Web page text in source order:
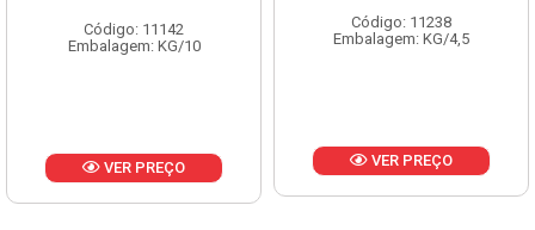
Código: 11238
Embalagem: KG/4,5
VER PREÇO
Código: 1219
Embalagem: KG/14
VER PREÇO